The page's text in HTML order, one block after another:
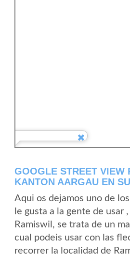
GOOGLE STREET VIEW
KANTON AARGAU EN
Aqui os dejamos uno de
le gusta a la gente de usar
Ramiswil, se trata de un
cual podeis usar con las
recorrer la localidad de